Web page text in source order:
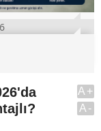
A+
A-